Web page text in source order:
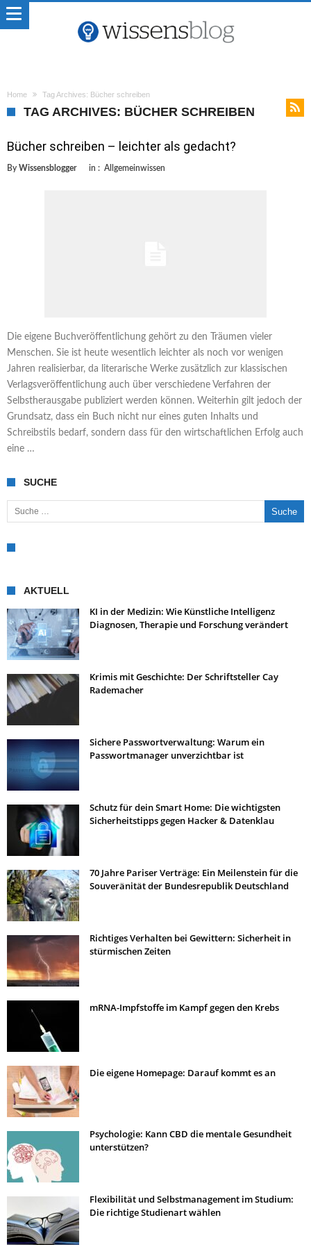
Home Tag Archives: Bücher schreiben
TAG ARCHIVES: BÜCHER SCHREIBEN
Bücher schreiben – leichter als gedacht?
By Wissensblogger in : Allgemeinwissen
Die eigene Buchveröffentlichung gehört zu den Träumen vieler
Menschen. Sie ist heute wesentlich leichter als noch vor wenigen
Jahren realisierbar, da literarische Werke zusätzlich zur klassischen
Verlagsveröffentlichung auch über verschiedene Verfahren der
Selbstherausgabe publiziert werden können. Weiterhin gilt jedoch der
Grundsatz, dass ein Buch nicht nur eines guten Inhalts und
Schreibstils bedarf, sondern dass für den wirtschaftlichen Erfolg auch
eine …
SUCHE
Suche nach:
AKTUELL
KI in der Medizin: Wie Künstliche Intelligenz
Diagnosen, Therapie und Forschung verändert
Krimis mit Geschichte: Der Schriftsteller Cay
Rademacher
Sichere Passwortverwaltung: Warum ein
Passwortmanager unverzichtbar ist
Schutz für dein Smart Home: Die wichtigsten
Sicherheitstipps gegen Hacker & Datenklau
70 Jahre Pariser Verträge: Ein Meilenstein für die
Souveränität der Bundesrepublik Deutschland
Richtiges Verhalten bei Gewittern: Sicherheit in
stürmischen Zeiten
mRNA-Impfstoffe im Kampf gegen den Krebs
Die eigene Homepage: Darauf kommt es an
Psychologie: Kann CBD die mentale Gesundheit
unterstützen?
Flexibilität und Selbstmanagement im Studium:
Die richtige Studienart wählen